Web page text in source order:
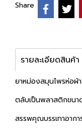
Share
รายละเอียดสินค้า
ยาหม่องสมุนไพรห่อผ้
ตลับเป็นพลาสติกขน
สรรพคุณบรรเทาอา